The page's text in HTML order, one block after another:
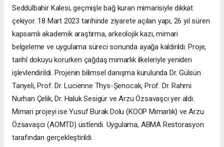
Seddülbahir Kalesi, geçmişle bağ kuran mimarisiyle dikkat
çekiyor. 18 Mart 2023 tarihinde ziyarete açılan yapı, 26 yıl süren
kapsamlı akademik araştırma, arkeolojik kazı, mimari
belgeleme ve uygulama süreci sonunda ayağa kaldırıldı. Proje,
tarihî dokuyu korurken çağdaş mimarlık ilkeleriyle yeniden
işlevlendirildi. Projenin bilimsel danışma kurulunda Dr. Gülsün
Tanyeli, Prof. Dr. Lucienne Thys-Şenocak, Prof. Dr. Rahmi
Nurhan Çelik, Dr. Haluk Sesigür ve Arzu Özsavaşcı yer aldı.
Mimari projeyi ise Yusuf Burak Dolu (KOOP Mimarlık) ve Arzu
Özsavaşcı (AOMTD) üstlendi. Uygulama, ABMA Restorasyon
tarafından gerçekleştirildi.